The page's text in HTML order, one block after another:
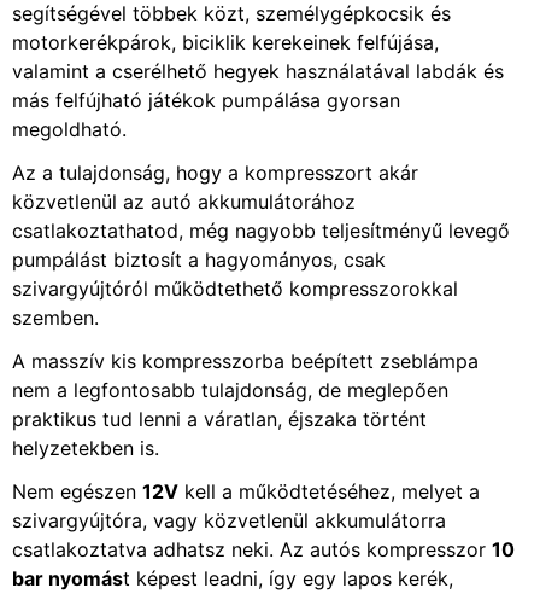
segítségével többek közt, személygépkocsik és
motorkerékpárok, biciklik kerekeinek felfújása,
valamint a cserélhető hegyek használatával labdák és
más felfújható játékok pumpálása gyorsan
megoldható.
Az a tulajdonság, hogy a kompresszort akár
közvetlenül az autó akkumulátorához
csatlakoztathatod, még nagyobb teljesítményű levegő
pumpálást biztosít a hagyományos, csak
szivargyújtóról működtethető kompresszorokkal
szemben.
A masszív kis kompresszorba beépített zseblámpa
nem a legfontosabb tulajdonság, de meglepően
praktikus tud lenni a váratlan, éjszaka történt
helyzetekben is.
Nem egészen 12V kell a működtetéséhez, melyet a
szivargyújtóra, vagy közvetlenül akkumulátorra
csatlakoztatva adhatsz neki. Az autós kompresszor 10
bar nyomást képest leadni, így egy lapos kerék,